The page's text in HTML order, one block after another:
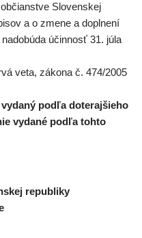
Slovenskej
a o zmene a doplnení
účinnosť 31. júla
veta, zákona č. 474/2005
podľa doterajšieho
vydané podľa tohto
republiky